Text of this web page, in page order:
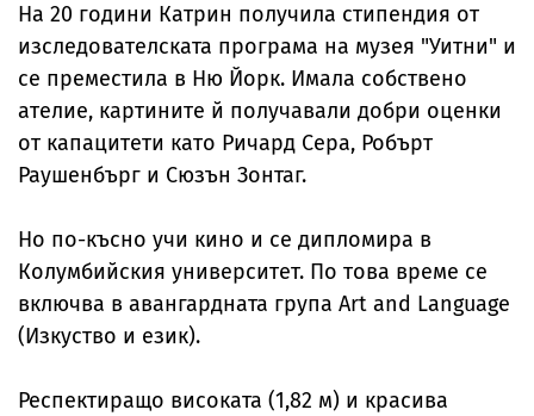
На 20 години Катрин получила стипендия от
изследователската програма на музея "Уитни" и
се преместила в Ню Йорк. Имала собствено
ателие, картините й получавали добри оценки
от капацитети като Ричард Сера, Робърт
Раушенбърг и Сюзън Зонтаг.
Но по-късно учи кино и се дипломира в
Колумбийския университет. По това време се
включва в авангардната група Art and Language
(Изкуство и език).
Респектиращо високата (1,82 м) и красива